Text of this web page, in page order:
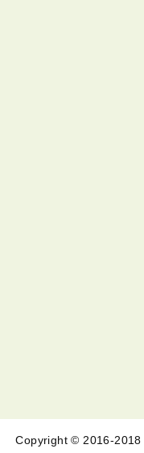
Copyright © 2016-2018